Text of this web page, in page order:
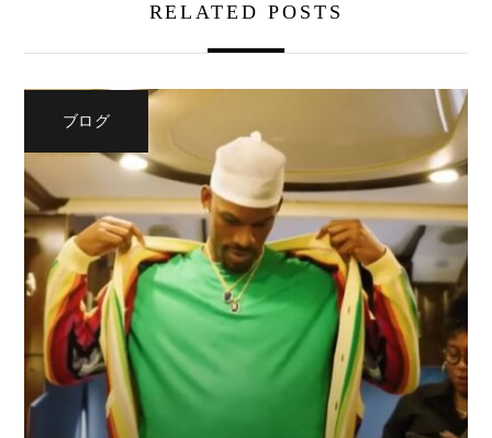
RELATED POSTS
ブログ